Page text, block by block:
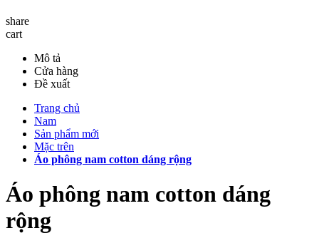
share
cart
Mô tả
Cửa hàng
Đề xuất
Trang chủ
Nam
Sản phẩm mới
Mặc trên
Áo phông nam cotton dáng rộng
Áo phông nam cotton dáng
rộng